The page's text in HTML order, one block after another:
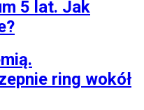
5 lat. Jak
ring wokół